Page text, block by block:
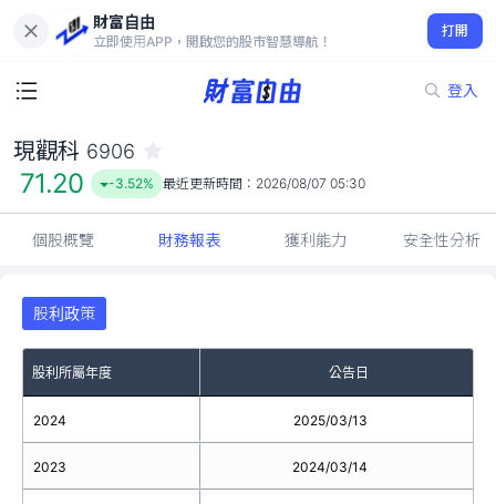
財富自由
立即使用APP，開啟您的股市智慧導航！
打開
登入
71.20
-3.52%
現觀科 6906
71.20 -3.52% 最近更新時間： 2026/08/07 05:30
個股概覽 財務報表 獲利能力 安全性分析
股利政策
股利所屬年度 公告日
2024
2023
2025/03/13
2024/03/14